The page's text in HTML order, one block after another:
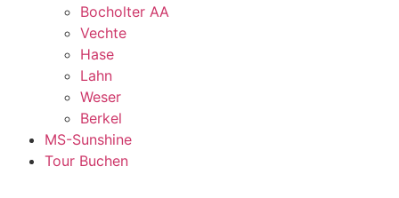
Bocholter AA
Vechte
Hase
Lahn
Weser
Berkel
MS-Sunshine
Tour Buchen